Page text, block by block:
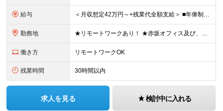
給与 ＜月収想定42万円～+残業代全額支給＞ ■年俸制(12分割)： 504万円～900万円 ※経験・スキルを考慮し決定します ※残業代は別途支給します ※試用期間6カ月あり（給与・待遇・雇用形態に差異はあ
勤務地 ★リモートワークあり！ ★赤坂オフィス及び、東京都内の各プロジェクト先にて勤務していただきます ■赤坂オフィス 東京都港区元赤坂1丁目3-13 赤坂センタービルディング15階 ※転居を伴う転勤なし
働き方 リモートワークOK
残業時間 30時間以内
求人を見る 検討中に入れる